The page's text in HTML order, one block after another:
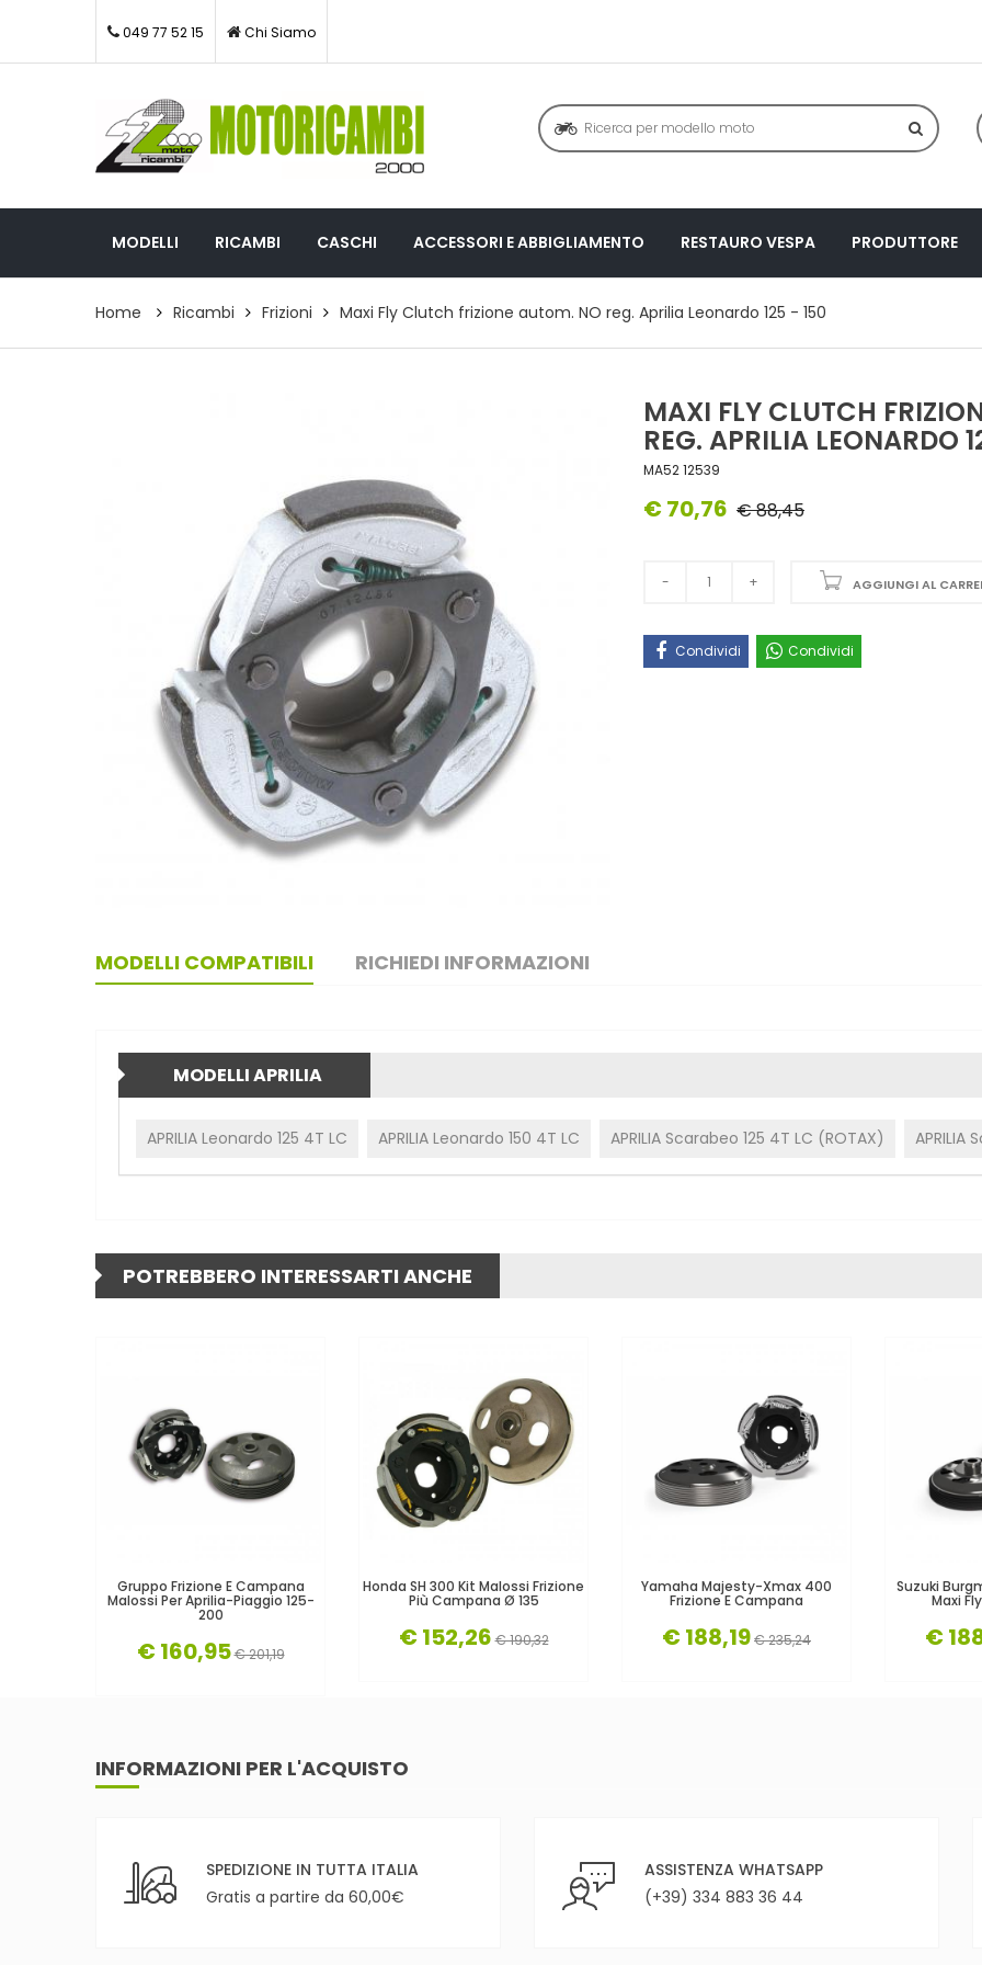
049 77 52 15 Chi Siamo
MODELLI RICAMBI CASCHI ACCESSORI E ABBIGLIAMENTO RESTAURO VESPA PRODUTTORE
Home Ricambi Frizioni Maxi Fly Clutch frizione autom. NO reg. Aprilia Leonardo 125 - 150
MAXI FLY CLUTCH
REG. APRILIA LEONARDO
MA52 12539
€ 70,76 € 88,45
AGGIUNGI AL
Condividi Condividi
MODELLI COMPATIBILI RICHIEDI INFORMAZIONI
MODELLI APRILIA
APRILIA Leonardo 125 4T LC APRILIA Leonardo 150 4T LC APRILIA Scarabeo 125 4T LC (ROTAX) APRILIA
POTREBBERO INTERESSARTI ANCHE
Gruppo Frizione E Campana
Malossi Per Aprilia-Piaggio 125-
200
€ 160,95€ 201,19
Honda SH 300 Kit Malossi Frizione
Più Campana Ø 135
€ 152,26 € 190,32
Yamaha Majesty-Xmax 400
Frizione E Campana
€ 188,19€ 235,24
Suzuki
Maxi
€
INFORMAZIONI PER L'ACQUISTO
SPEDIZIONE IN TUTTA ITALIA
Gratis a partire da 60,00€
ASSISTENZA WHATSAPP
(+39) 334 883 36 44